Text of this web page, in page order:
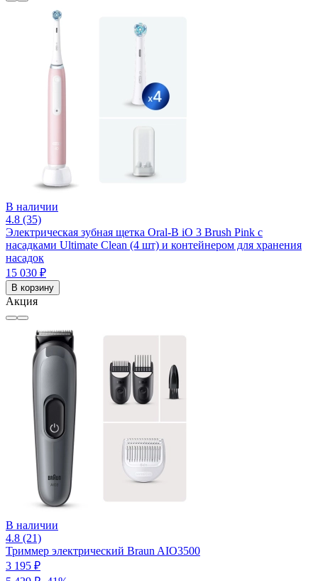
В наличии
4.8 (35)
Электрическая зубная щетка Oral-B iO 3 Brush Pink с
насадками Ultimate Clean (4 шт) и контейнером для хранения
насадок
15 030 ₽
В корзину
Акция
В наличии
4.8 (21)
Триммер электрический Braun AIO3500
3 195 ₽